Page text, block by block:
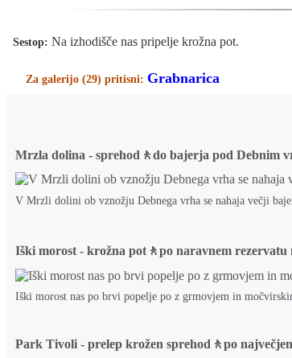
Sestop: Na izhodišče nas pripelje krožna pot.
Za galerijo (29) pritisni: Grabnarica
Mrzla dolina - sprehod🚶do bajerja pod Debnim
V Mrzli dolini ob vznožju Debnega vrha se nahaja večji
Iški morost - krožna pot🚶po naravnem
Iški morost nas po brvi popelje po z grmovjem in
Park Tivoli - prelep krožen sprehod🚶po